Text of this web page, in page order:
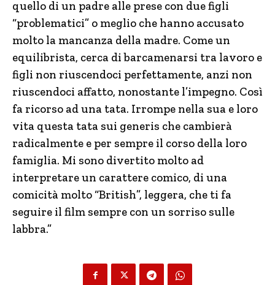
quello di un padre alle prese con due figli
“problematici” o meglio che hanno accusato
molto la mancanza della madre. Come un
equilibrista, cerca di barcamenarsi tra lavoro e
figli non riuscendoci perfettamente, anzi non
riuscendoci affatto, nonostante l’impegno. Così
fa ricorso ad una tata. Irrompe nella sua e loro
vita questa tata sui generis che cambierà
radicalmente e per sempre il corso della loro
famiglia. Mi sono divertito molto ad
interpretare un carattere comico, di una
comicità molto “British”, leggera, che ti fa
seguire il film sempre con un sorriso sulle
labbra.”